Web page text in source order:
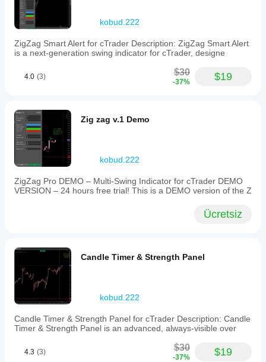
isteyenler
🧪 Yazarın Test Ayarları
Başlangıç sermayesi:
500 EUR
Spread + Swap:
Sunucudan Tick (doğru)
Komisyon:
Platform: cTrader Masaüstü (Geri Test Modu)
📢 Diğer araçlar
kobud.222
Bu yazardan daha fazla bot ve gösterge keşfedin —
TAM ve DEMO sürümleri de mevcuttur:
Trading_stop (bot)
olur.
kobud.222
ZigZag Smart Alert for cTrader Description: ZigZag Smart Alert
is a next-generation swing indicator for cTrader, designe
4.0 (3) $30
-37% $19
Zig zag v.1 Demo
kobud.222
ZigZag Pro DEMO – Multi-Swing Indicator for cTrader DEMO
VERSION – 24 hours free trial! This is a DEMO version of the Z
Ücretsiz
Candle Timer & Strength Panel
kobud.222
Candle Timer & Strength Panel for cTrader Description: Candle
Timer & Strength Panel is an advanced, always-visible over
4.3 (3) $30
-37% $19